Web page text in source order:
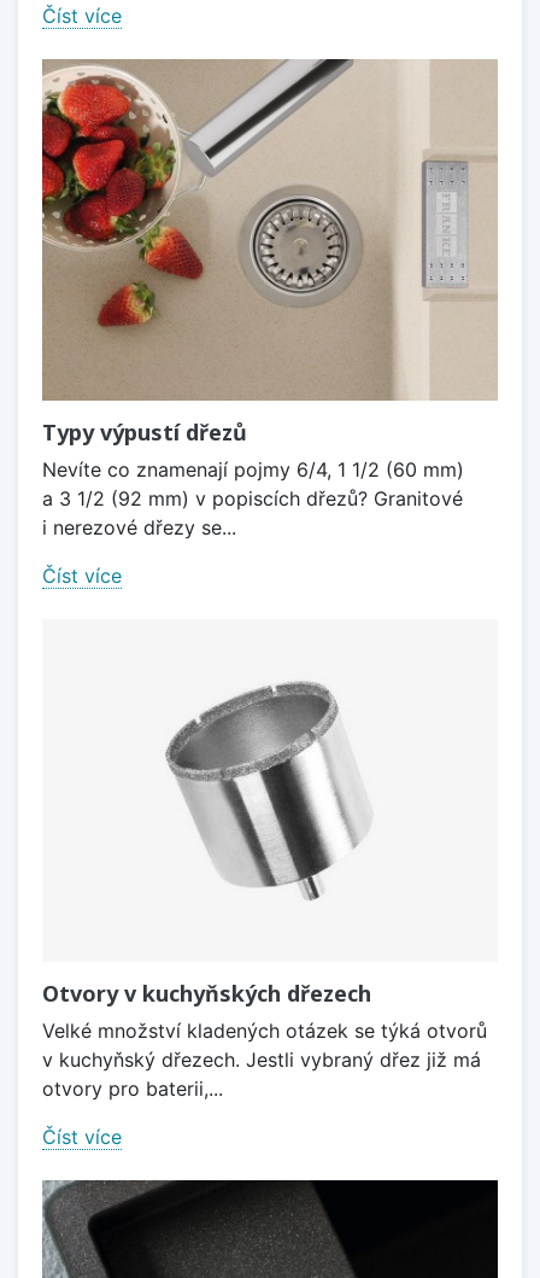
Číst více
Typy výpustí dřezů
Nevíte co znamenají pojmy 6/4, 1 1/2 (60 mm)
a 3 1/2 (92 mm) v popiscích dřezů? Granitové
i nerezové dřezy se...
Číst více
Otvory v kuchyňských dřezech
Velké množství kladených otázek se týká otvorů
v kuchyňský dřezech. Jestli vybraný dřez již má
otvory pro baterii,...
Číst více